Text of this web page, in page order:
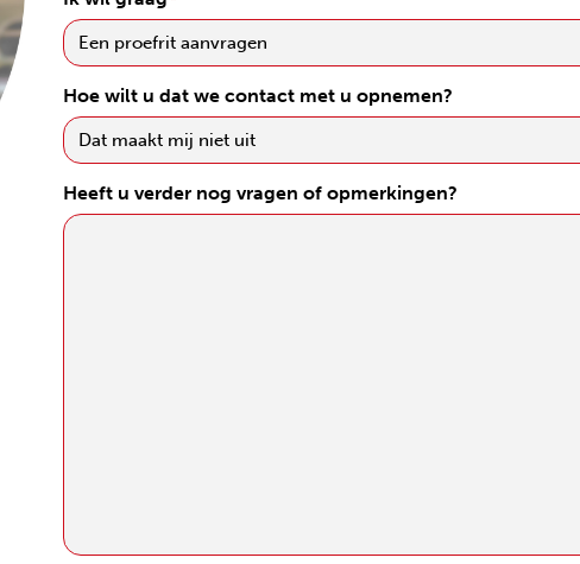
Hoe wilt u dat we contact met u opnemen?
Heeft u verder nog vragen of opmerkingen?